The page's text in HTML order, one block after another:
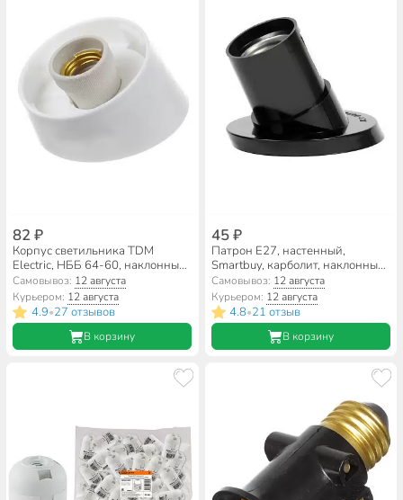
82 ₽
Корпус светильника TDM
Electric, НББ 64-60, наклонный,
SQ0320-0002
Самовывоз: 12 августа
Курьером: 12 августа
4.9•27 отзывов
В корзину
45 ₽
Патрон E27, настенный,
Smartbuy, карболит, наклонный,
черный, SBE-LHB-w-E27
Самовывоз: 12 августа
Курьером: 12 августа
4.8•21 отзыв
В корзину